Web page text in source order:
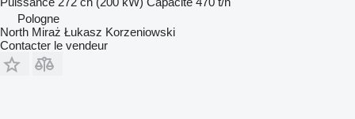
Pologne
North Miraż Łukasz Korzeniowski
Contacter le vendeur